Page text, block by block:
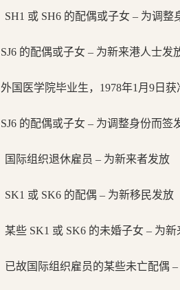
SH1 或 SH6 的配偶或子女 – 为调整
SJ6 的配偶或子女 – 为新来港人士发
外国医学院毕业生，1978年1月9日
SJ6 的配偶或子女 – 为调整身份而签
国际组织退休雇员 – 为新来者发放
SK1 或 SK6 的配偶 – 为新移民发放
某些 SK1 或 SK6 的未婚子女 – 为
已故国际组织雇员的某些未亡配偶